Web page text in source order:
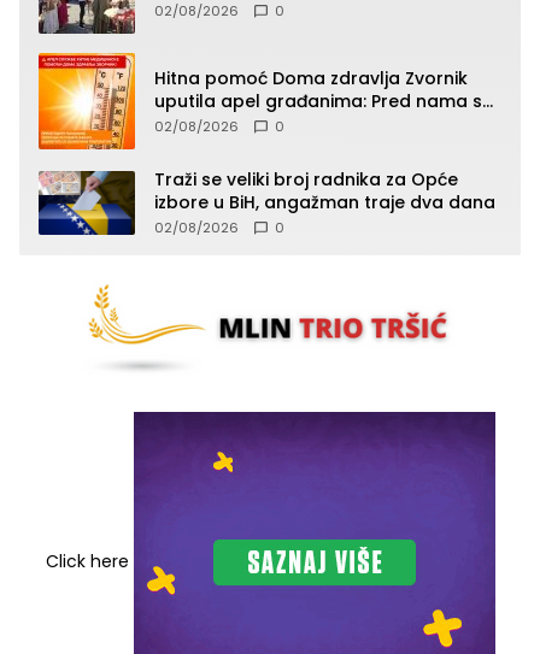
02/08/2026 0
Hitna pomoć Doma zdravlja Zvornik
uputila apel građanima: Pred nama su
temperature do 40°C, oprez zbog
02/08/2026 0
Traži se veliki broj radnika za Opće
izbore u BiH, angažman traje dva dana
02/08/2026 0
Click here